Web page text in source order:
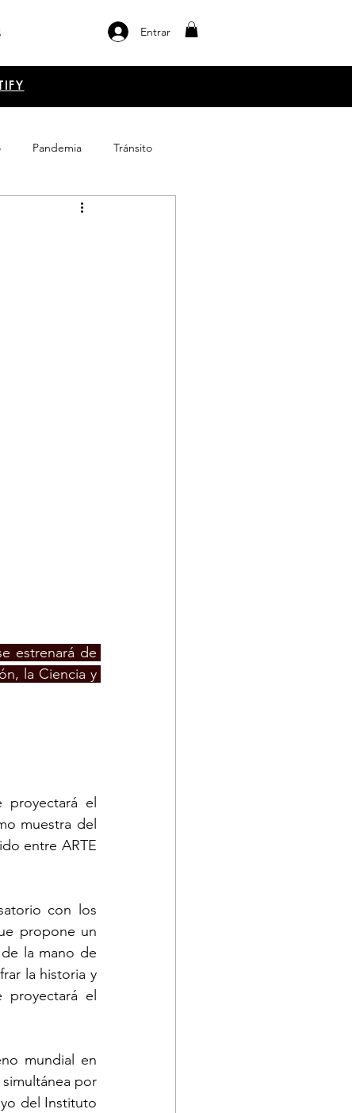
Entrar
Pandemia Tránsito
Emprendimiento
estrenará de
la Ciencia y
el
muestra del
entre ARTE
con los
propone un
la mano de
la historia y
proyectará el
mundial en
por
del Instituto